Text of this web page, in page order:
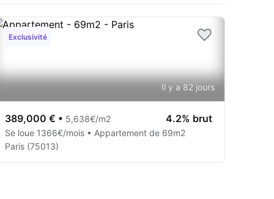
Exclusivité
Il y a 82 jours
389,000 € • 5,638€/m2 4.2% brut
Se loue 1366€/mois • Appartement de 69m2
Paris (75013)